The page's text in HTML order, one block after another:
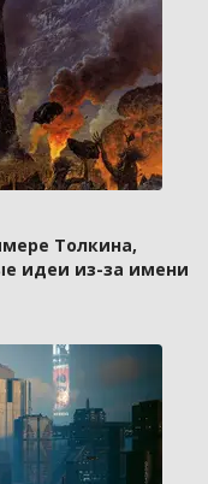
Толкина,
идеи из-за имени